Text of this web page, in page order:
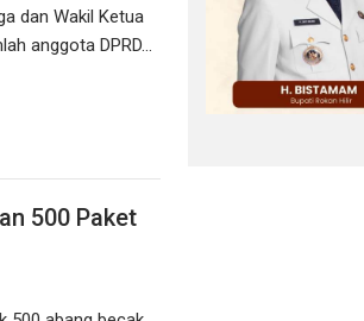
dan Wakil Ketua
anggota DPRD…
500 Paket